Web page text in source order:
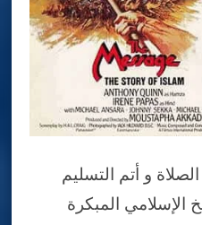
و أتم التسليم